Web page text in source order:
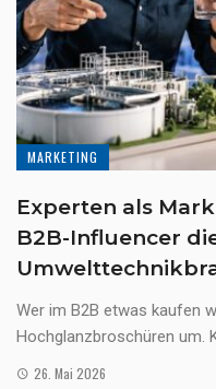
MARKETING
Experten als
B2B-Influencer
Wer im B2B etwas kaufen
Hochglanzbroschüren um.
26. Mai 2026